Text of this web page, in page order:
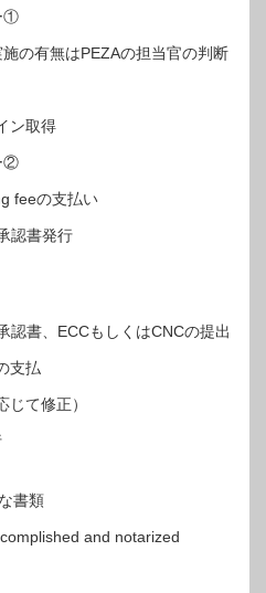
①
の有無はPEZAの担当官の判断
ン取得
②
feeの支払い
認書発行
認書、ECCもしくはCNCの提出
支払
じて修正）
書類
and notarized